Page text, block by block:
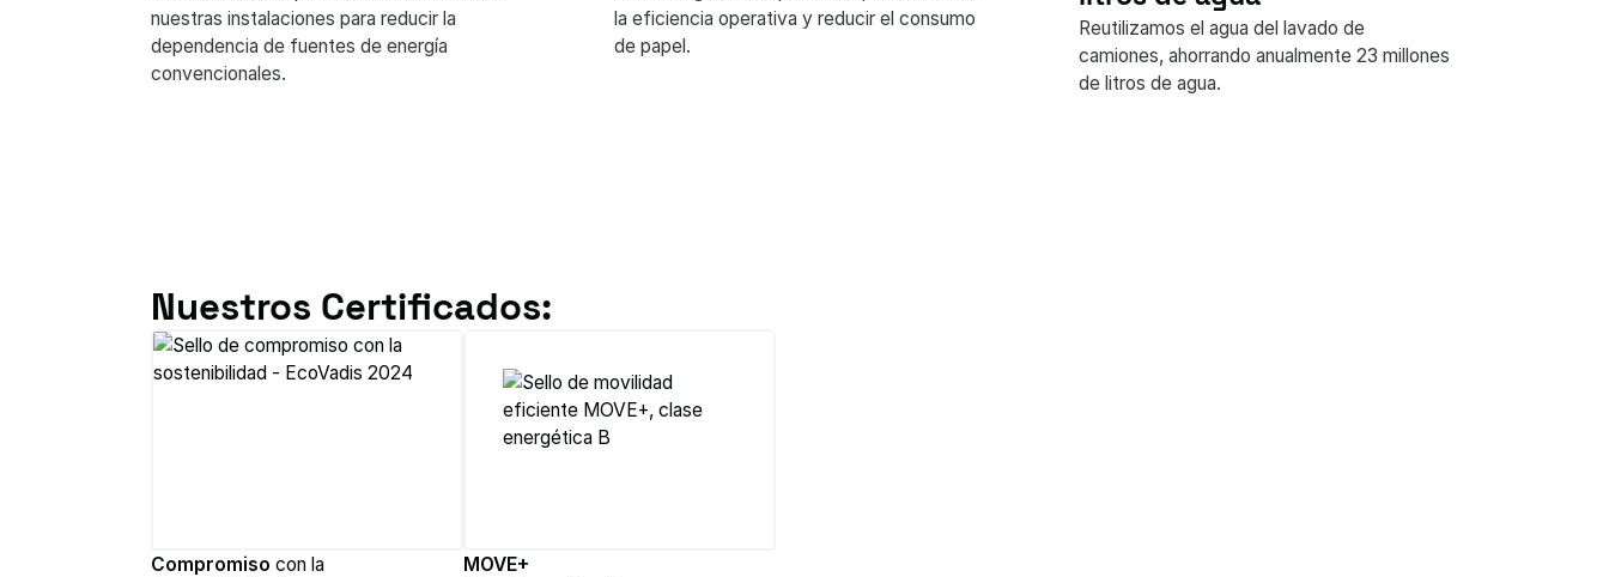
nuestras instalaciones para reducir la
dependencia de fuentes de energía
convencionales.
la eficiencia operativa y reducir el consumo
de papel.
Reutilizamos el agua del lavado de
camiones, ahorrando anualmente 23 millones
de litros de agua.
Nuestros Certificados:
Compromiso con la
MOVE+